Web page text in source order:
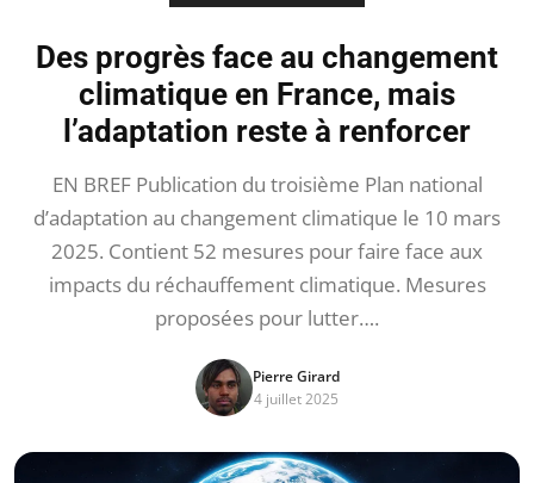
Des progrès face au changement
climatique en France, mais
l’adaptation reste à renforcer
EN BREF Publication du troisième Plan national
d’adaptation au changement climatique le 10 mars
2025. Contient 52 mesures pour faire face aux
impacts du réchauffement climatique. Mesures
proposées pour lutter….
Pierre Girard
4 juillet 2025